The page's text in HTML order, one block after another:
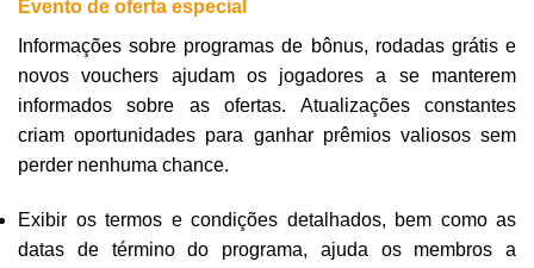
Evento de oferta especial
Informações sobre programas de bônus, rodadas grátis e
novos vouchers ajudam os jogadores a se manterem
informados sobre as ofertas. Atualizações constantes
criam oportunidades para ganhar prêmios valiosos sem
perder nenhuma chance.
Exibir os termos e condições detalhados, bem como as
datas de término do programa, ajuda os membros a